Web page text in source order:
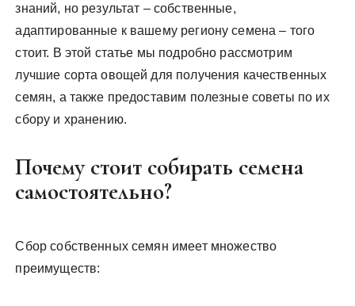
знаний, но результат – собственные,
адаптированные к вашему региону семена – того
стоит. В этой статье мы подробно рассмотрим
лучшие сорта овощей для получения качественных
семян, а также предоставим полезные советы по их
сбору и хранению.
Почему стоит собирать семена
самостоятельно?
Сбор собственных семян имеет множество
преимуществ: